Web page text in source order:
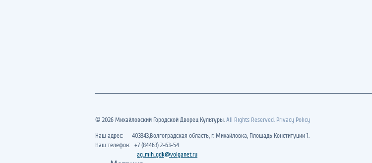
© 2026 Михайловский Городской Дворец Культуры. All Rights Reserved. Privacy Policy
Наш адрес: 403343,Волгоградская область, г. Михайловка, Площадь Конституции 1.
Наш телефон: +7 (84463) 2-63-54
ag_mih_gdk@volganet.ru